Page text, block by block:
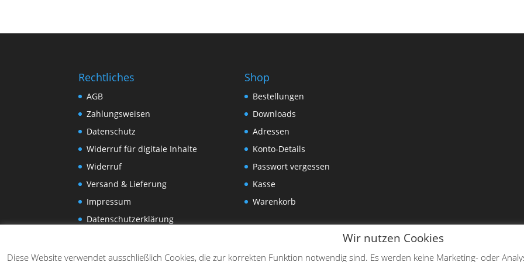
Rechtliches
AGB
Zahlungsweisen
Datenschutz
Widerruf für digitale Inhalte
Widerruf
Versand & Lieferung
Impressum
Datenschutzerklärung
Shop
Bestellungen
Downloads
Adressen
Konto-Details
Passwort vergessen
Kasse
Warenkorb
Wir nutzen Cookies
Diese Website verwendet ausschließlich Cookies, die zur korrekten Funktion notwendig sind. Es werden keine Marketing- oder